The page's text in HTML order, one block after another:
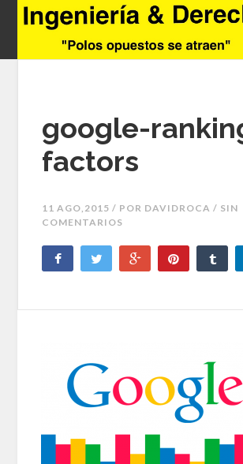
google-
factors
11 AGO,2015 / POR DAVIDROCA / SIN
COMENTARIOS